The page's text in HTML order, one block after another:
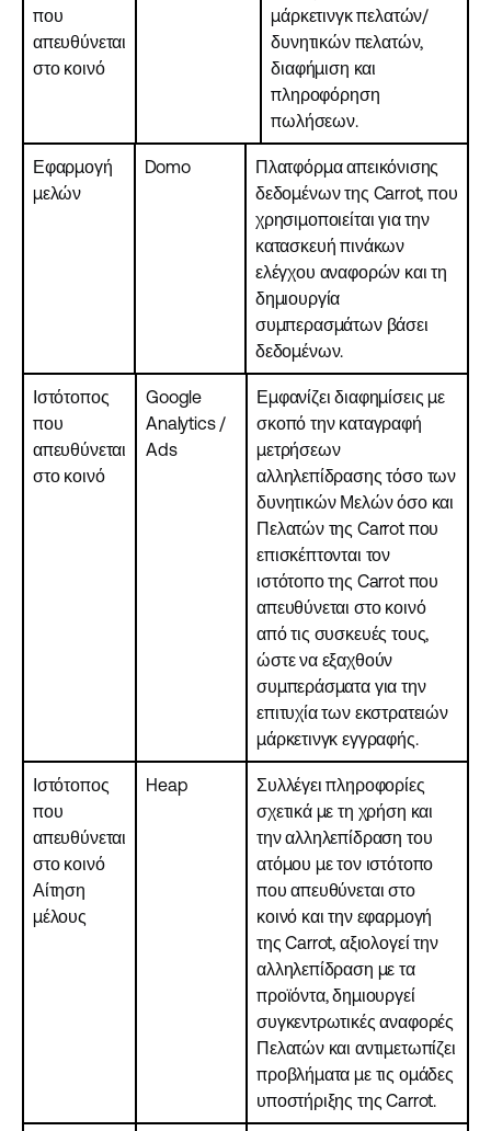
που
απευθύνεται
στο κοινό
μάρκετινγκ πελατών/
δυνητικών πελατών,
διαφήμιση και
πληροφόρηση
πωλήσεων.
Εφαρμογή
μελών
Domo
Πλατφόρμα απεικόνισης
δεδομένων της Carrot, που
χρησιμοποιείται για την
κατασκευή πινάκων
ελέγχου αναφορών και τη
δημιουργία
συμπερασμάτων βάσει
δεδομένων.
Ιστότοπος
που
απευθύνεται
στο κοινό
Google
Analytics /
Ads
Εμφανίζει διαφημίσεις με
σκοπό την καταγραφή
μετρήσεων
αλληλεπίδρασης τόσο των
δυνητικών Μελών όσο και
Πελατών της Carrot που
επισκέπτονται τον
ιστότοπο της Carrot που
απευθύνεται στο κοινό
από τις συσκευές τους,
ώστε να εξαχθούν
συμπεράσματα για την
επιτυχία των εκστρατειών
μάρκετινγκ εγγραφής.
Ιστότοπος
που
απευθύνεται
στο κοινό
Αίτηση
μέλους
Heap
Συλλέγει πληροφορίες
σχετικά με τη χρήση και
την αλληλεπίδραση του
ατόμου με τον ιστότοπο
που απευθύνεται στο
κοινό και την εφαρμογή
της Carrot, αξιολογεί την
αλληλεπίδραση με τα
προϊόντα, δημιουργεί
συγκεντρωτικές αναφορές
Πελατών και αντιμετωπίζει
προβλήματα με τις ομάδες
υποστήριξης της Carrot.